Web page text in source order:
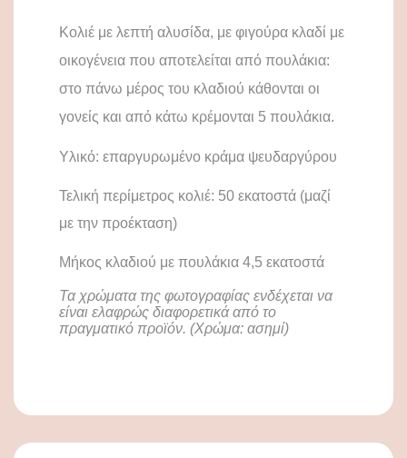
Κολιέ με λεπτή αλυσίδα, με φιγούρα κλαδί με
οικογένεια που αποτελείται από πουλάκια:
στο πάνω μέρος του κλαδιού κάθονται οι
γονείς και από κάτω κρέμονται 5 πουλάκια.
Υλικό: επαργυρωμένο κράμα ψευδαργύρου
Τελική περίμετρος κολιέ: 50 εκατοστά (μαζί
με την προέκταση)
Μήκος κλαδιού με πουλάκια 4,5 εκατοστά
Τα χρώματα της φωτογραφίας ενδέχεται να
είναι ελαφρώς διαφορετικά από το
πραγματικό προϊόν. (Χρώμα: ασημί)